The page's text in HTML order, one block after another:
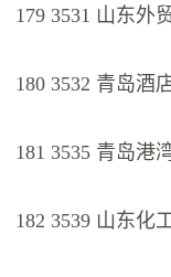
179 3531 山东外
180 3532 青岛酒
181 3535 青岛港
182 3539 山东化